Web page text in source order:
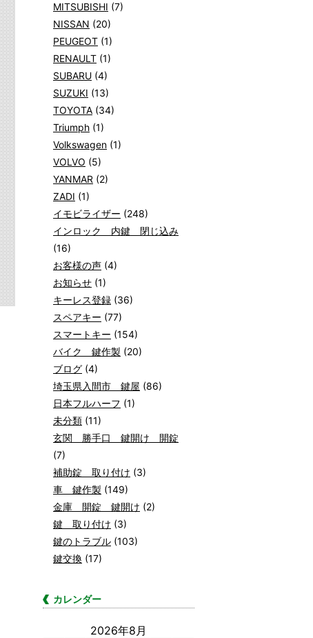
MITSUBISHI (7)
NISSAN (20)
PEUGEOT (1)
RENAULT (1)
SUBARU (4)
SUZUKI (13)
TOYOTA (34)
Triumph (1)
Volkswagen (1)
VOLVO (5)
YANMAR (2)
ZADI (1)
イモビライザー (248)
インロック 内鍵 閉じ込み
(16)
お客様の声 (4)
お知らせ (1)
キーレス登録 (36)
スペアキー (77)
スマートキー (154)
バイク 鍵作製 (20)
ブログ (4)
埼玉県入間市 鍵屋 (86)
日本フルハーフ (1)
未分類 (11)
玄関 勝手口 鍵開け 開錠
(7)
補助錠 取り付け (3)
車 鍵作製 (149)
金庫 開錠 鍵開け (2)
鍵 取り付け (3)
鍵のトラブル (103)
鍵交換 (17)
カレンダー
2026年8月